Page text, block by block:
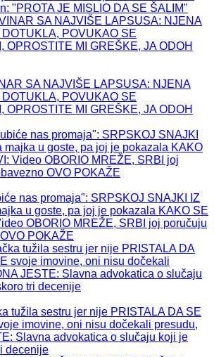
"PROTA JE MISLIO DA SE ŠALIM"
SA NAJVIŠE LAPSUSA: NJENA
POVUKAO SE
OPROSTITE MI GREŠKE, JA ODOH
nas promaja": SRPSKOJ SNAJKI IZ
u goste, pa joj je pokazala KAKO SE
OBORIO MREŽE, SRBI joj poručuju
POKAŽE
tužila sestru jer nije PRISTALA DA SE
imovine, oni nisu dočekali presudu,
Slavna advokatica o slučaju koji je
decenije